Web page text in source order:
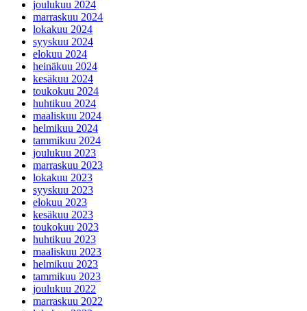
joulukuu 2024
marraskuu 2024
lokakuu 2024
syyskuu 2024
elokuu 2024
heinäkuu 2024
kesäkuu 2024
toukokuu 2024
huhtikuu 2024
maaliskuu 2024
helmikuu 2024
tammikuu 2024
joulukuu 2023
marraskuu 2023
lokakuu 2023
syyskuu 2023
elokuu 2023
kesäkuu 2023
toukokuu 2023
huhtikuu 2023
maaliskuu 2023
helmikuu 2023
tammikuu 2023
joulukuu 2022
marraskuu 2022